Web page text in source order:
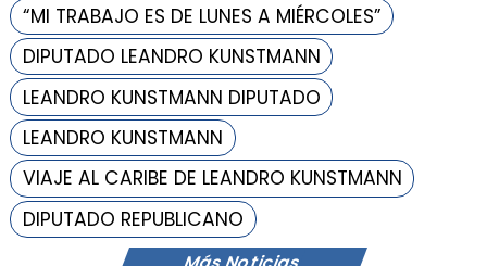
“MI TRABAJO ES DE LUNES A MIÉRCOLES”
DIPUTADO LEANDRO KUNSTMANN
LEANDRO KUNSTMANN DIPUTADO
LEANDRO KUNSTMANN
VIAJE AL CARIBE DE LEANDRO KUNSTMANN
DIPUTADO REPUBLICANO